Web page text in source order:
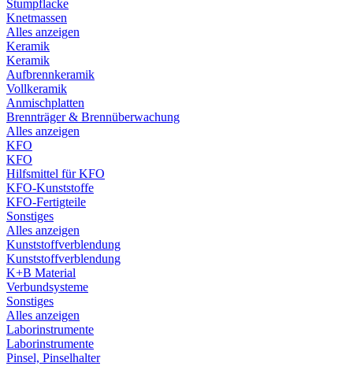
Stumpflacke
Knetmassen
Alles anzeigen
Keramik
Keramik
Aufbrennkeramik
Vollkeramik
Anmischplatten
Brennträger & Brennüberwachung
Alles anzeigen
KFO
KFO
Hilfsmittel für KFO
KFO-Kunststoffe
KFO-Fertigteile
Sonstiges
Alles anzeigen
Kunststoffverblendung
Kunststoffverblendung
K+B Material
Verbundsysteme
Sonstiges
Alles anzeigen
Laborinstrumente
Laborinstrumente
Pinsel, Pinselhalter